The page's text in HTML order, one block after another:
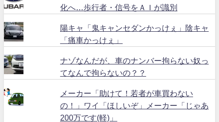
化へ…歩行者・信号をＡＩが識別
陽キャ「鬼キャンセダンかっけぇ」陰キャ
「痛車かっけぇ」
ナゾなんだが、車のナンバー拘らない奴っ
てなんで拘らないの？？
メーカー「助けて！若者が車買わない
の！」ワイ「ほしいぞ」メーカー「じゃあ
200万です(軽)」